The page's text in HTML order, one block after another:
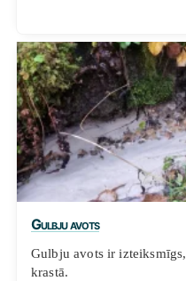
Gulbju avots
Gulbju avots ir
krastā.